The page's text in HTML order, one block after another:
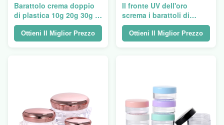
Barattolo crema doppio
di plastica 10g 20g 30g di
Acriylic pp
Ottieni Il Miglior Prezzo
Il fronte UV dell'oro
screma i barattoli di
plastica di Oz del
barattolo 8 con i coperchi
dell'oro
Ottieni Il Miglior Prezzo